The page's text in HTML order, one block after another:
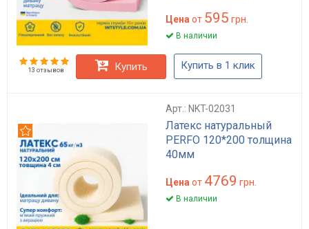
Цена от 595 грн.
В наличии
13 отзывов Купить Купить в 1 клик
Арт.: NKT-02031
Латекс натуральный
PERFO 120*200 толщина
40мм
Цена от 4769 грн.
В наличии